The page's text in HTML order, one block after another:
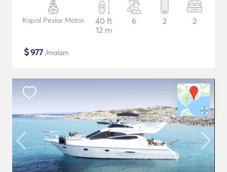
Kapal Pesiar Motor
40 ft
12 m
6 2 2
$977 /malam